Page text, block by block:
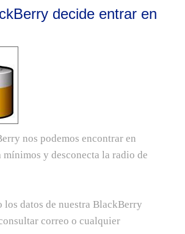
decide entrar en
nos podemos encontrar en
y desconecta la radio de
los datos de nuestra BlackBerry
correo o cualquier